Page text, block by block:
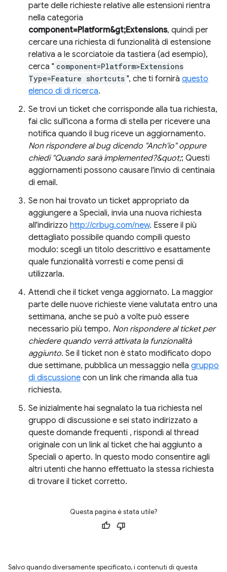
parte delle richieste relative alle estensioni rientra
nella categoria
component=Platform&gt;Extensions, quindi per
cercare una richiesta di funzionalità di estensione
relativa a le scorciatoie da tastiera (ad esempio),
cerca " component=Platform>Extensions
Type=Feature shortcuts ", che ti fornirà questo
elenco di di ricerca.
Se trovi un ticket che corrisponde alla tua richiesta,
fai clic sull'icona a forma di stella per ricevere una
notifica quando il bug riceve un aggiornamento.
Non rispondere al bug dicendo "Anch'io" oppure
chiedi "Quando sarà implemented?&quot;; Questi
aggiornamenti possono causare l'invio di centinaia
di email.
Se non hai trovato un ticket appropriato da
aggiungere a Speciali, invia una nuova richiesta
all'indirizzo http://crbug.com/new. Essere il più
dettagliato possibile quando compili questo
modulo: scegli un titolo descrittivo e esattamente
quale funzionalità vorresti e come pensi di
utilizzarla.
Attendi che il ticket venga aggiornato. La maggior
parte delle nuove richieste viene valutata entro una
settimana, anche se può a volte può essere
necessario più tempo. Non rispondere al ticket per
chiedere quando verrà attivata la funzionalità
aggiunto. Se il ticket non è stato modificato dopo
due settimane, pubblica un messaggio nella gruppo
di discussione con un link che rimanda alla tua
richiesta.
Se inizialmente hai segnalato la tua richiesta nel
gruppo di discussione e sei stato indirizzato a
queste domande frequenti , rispondi al thread
originale con un link al ticket che hai aggiunto a
Speciali o aperto. In questo modo consentire agli
altri utenti che hanno effettuato la stessa richiesta
di trovare il ticket corretto.
Questa pagina è stata utile?
Salvo quando diversamente specificato, i contenuti di questa